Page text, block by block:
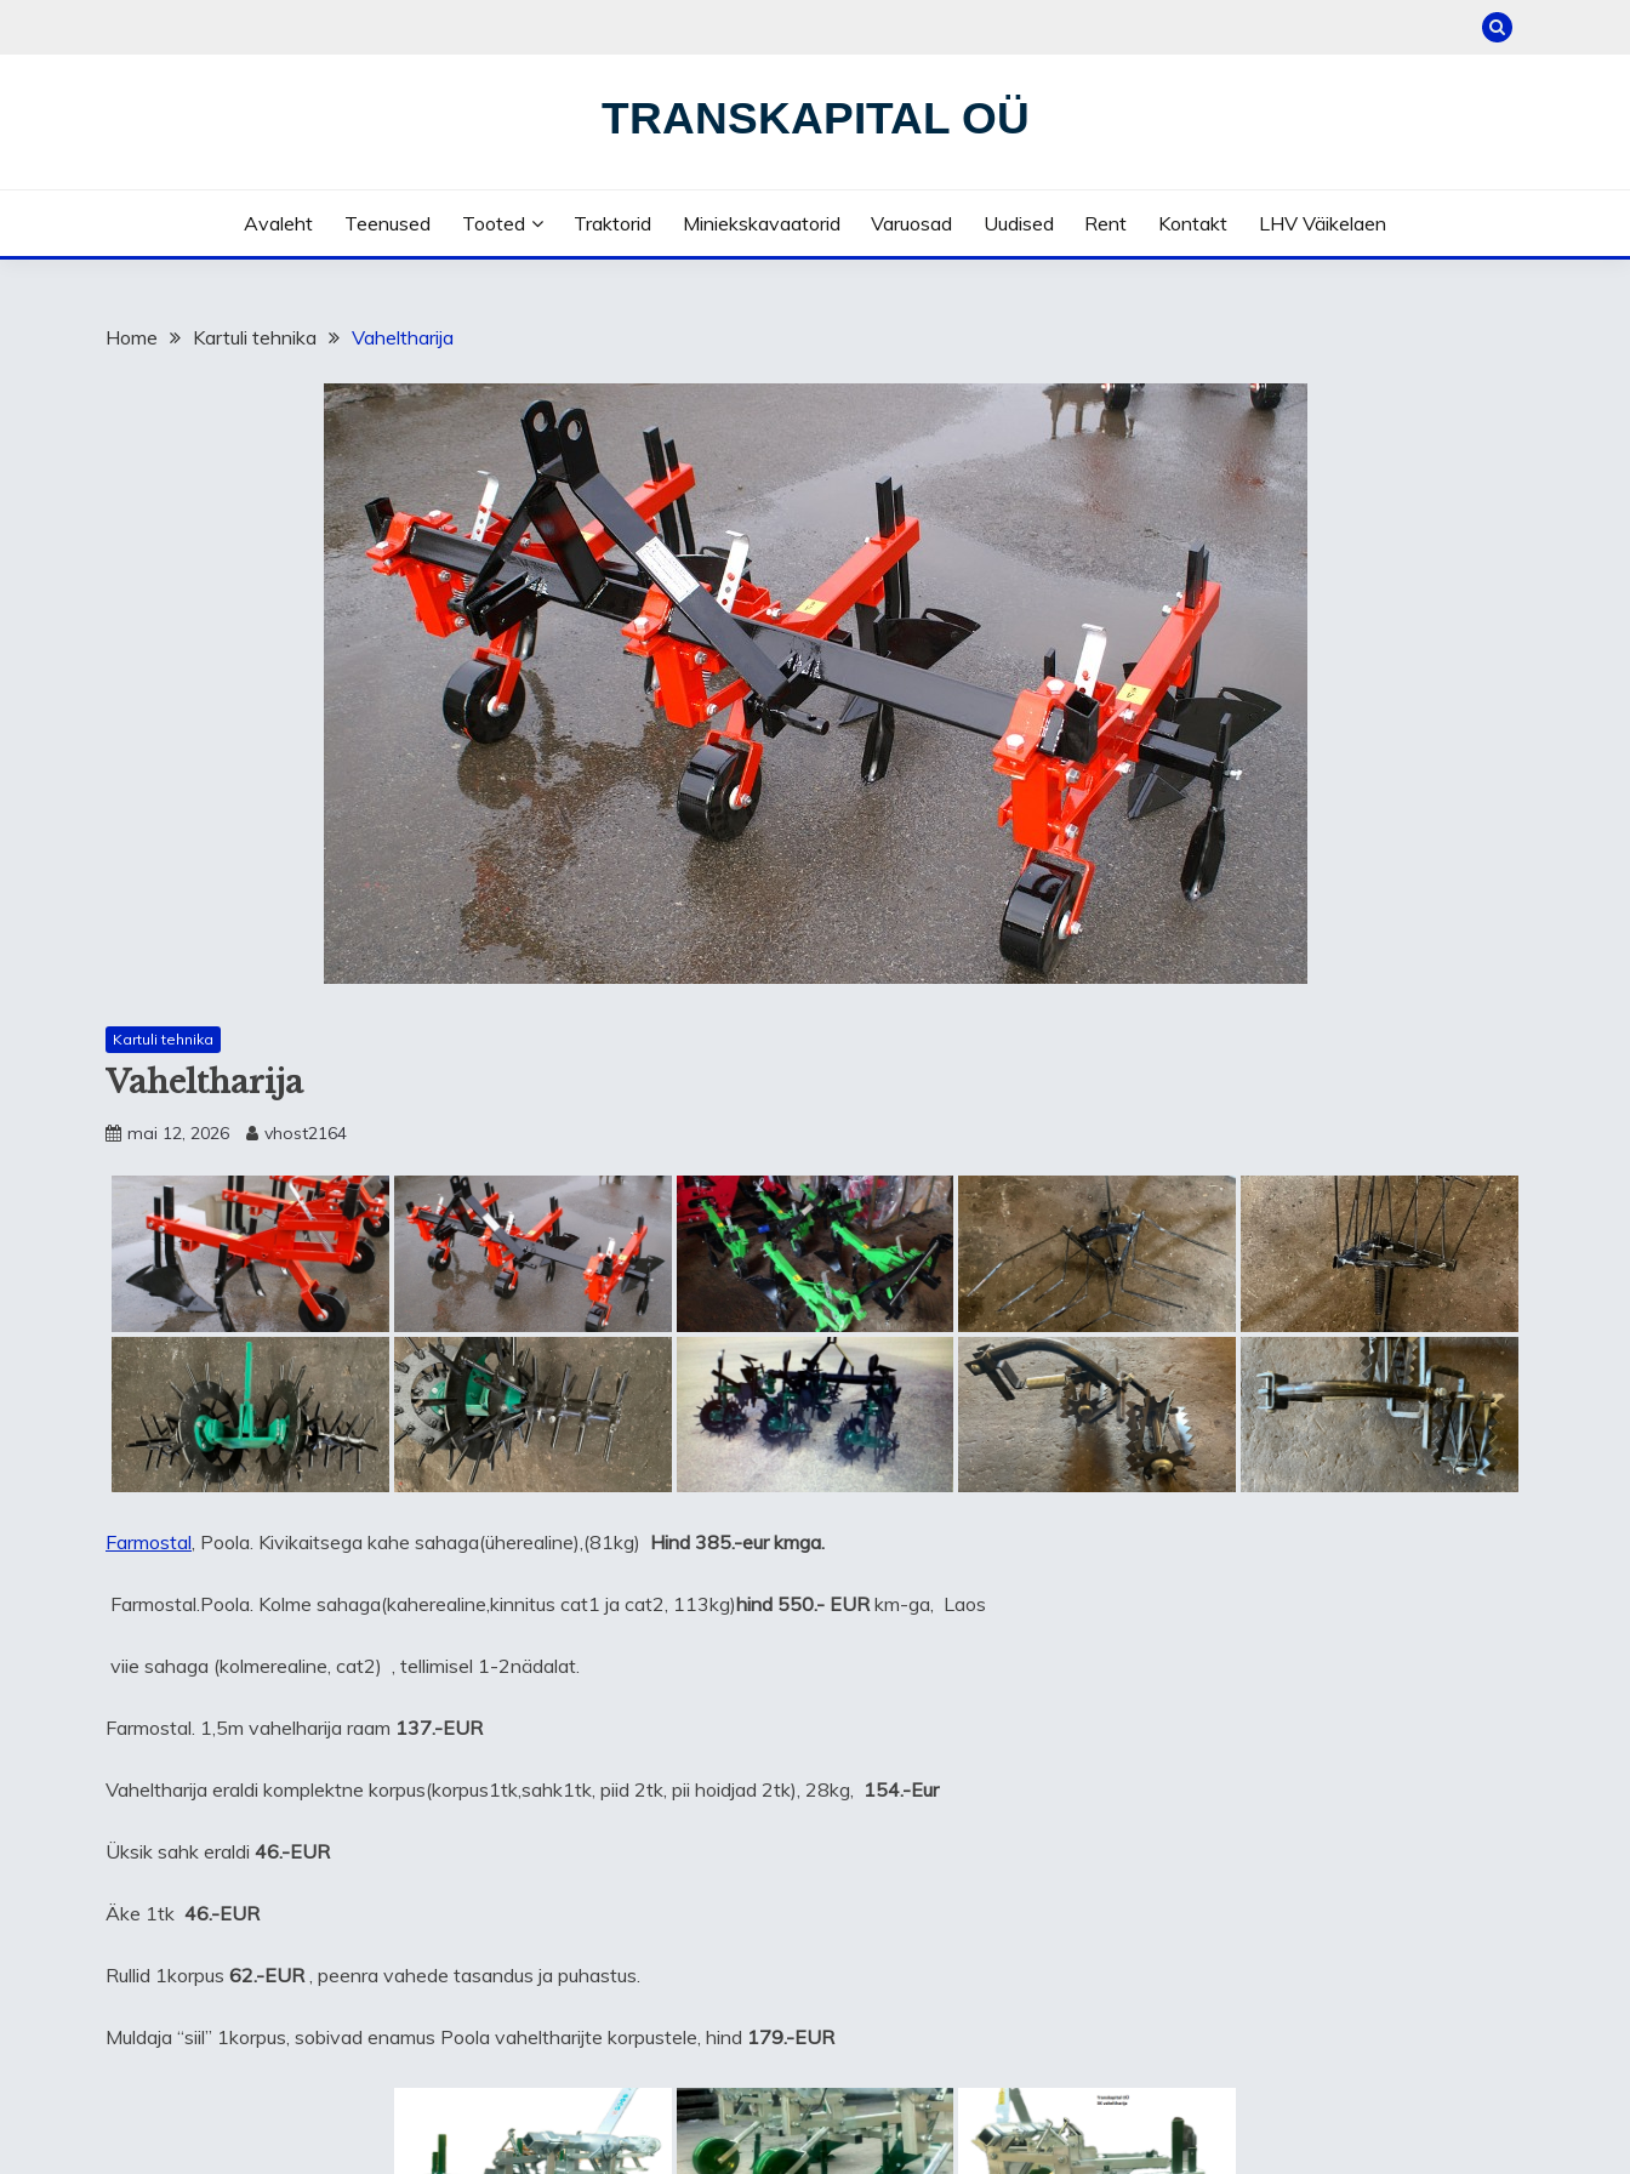
TRANSKAPITAL OÜ
Avaleht Teenused Tooted Traktorid Miniekskavaatorid Varuosad Uudised Rent Kontakt LHV Väikelaen
Home Kartuli tehnika Vaheltharija
Kartuli tehnika
Vaheltharija
mai 12, 2026 vhost2164
Farmostal , Poola. Kivikaitsega kahe sahaga(üherealine),(81kg) Hind 385.-eur kmga.
Farmostal.Poola. Kolme sahaga(kaherealine,kinnitus cat1 ja cat2, 113kg)hind 550.- EUR km-ga, Laos
viie sahaga (kolmerealine, cat2) , tellimisel 1-2nädalat.
Farmostal. 1,5m vahelharija raam 137.-EUR
Vaheltharija eraldi komplektne korpus(korpus1tk,sahk1tk, piid 2tk, pii hoidjad 2tk), 28kg, 154.-Eur
Üksik sahk eraldi 46.-EUR
Äke 1tk 46.-EUR
Rullid 1korpus 62.-EUR , peenra vahede tasandus ja puhastus.
Muldaja “siil” 1korpus, sobivad enamus Poola vaheltharijte korpustele, hind 179.-EUR